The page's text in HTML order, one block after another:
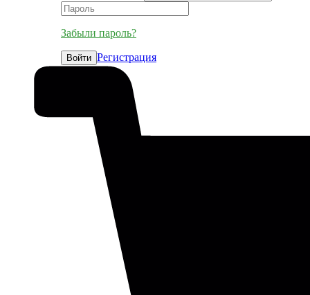
Забыли пароль?
Войти Регистрация